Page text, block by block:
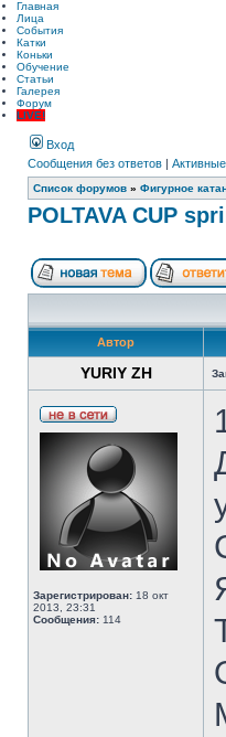
Главная
Лица
События
Катки
Коньки
Обучение
Статьи
Галерея
Форум
LIVE!
Вход
Сообщения без ответов |
Список форумов » Фигурное
POLTAVA CUP
Автор
YURIY ZH
Зарегистрирован: 18 окт
2013, 23:31
Сообщения: 114